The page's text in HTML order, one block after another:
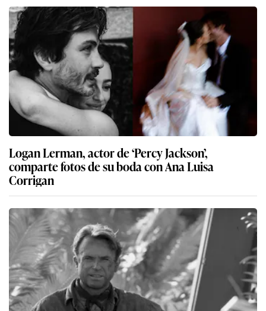
Logan Lerman, actor de ‘Percy Jackson’,
comparte fotos de su boda con Ana Luisa
Corrigan